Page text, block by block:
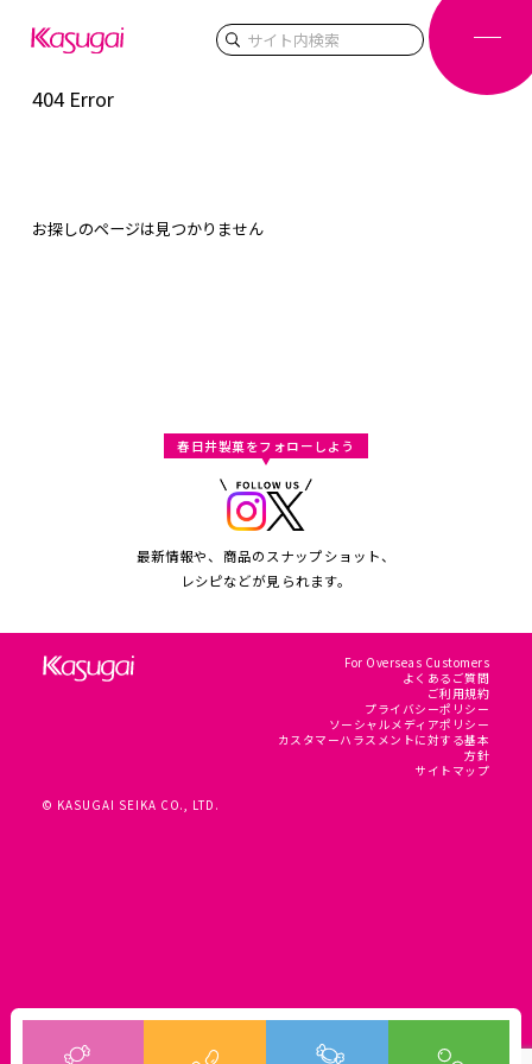
検索
404 Error
お探しのページは見つかりません
春日井製菓をフォローしよう
最新情報や、商品のスナップショット、
レシピなどが見られます。
© KASUGAI SEIKA CO., LTD.
For Overseas Customers
よくあるご質問
ご利用規約
プライバシーポリシー
ソーシャルメディアポリシー
カスタマーハラスメントに対する基本
方針
サイトマップ